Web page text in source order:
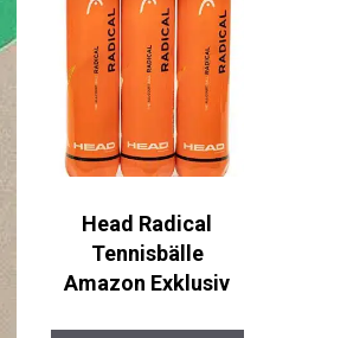
Head Radical
Tennisbälle
Amazon Exklusiv